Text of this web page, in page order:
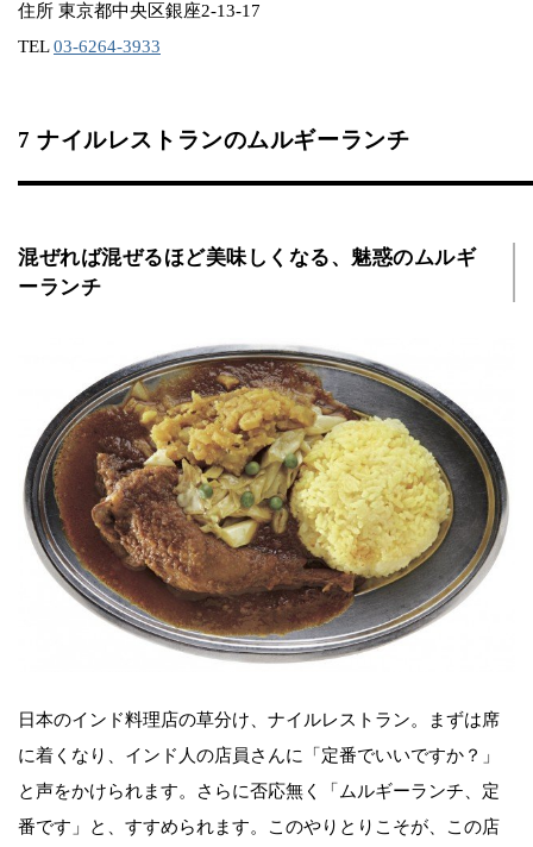
住所 東京都中央区銀座2-13-17
TEL03-6264-3933
7 ナイルレストランのムルギーランチ
混ぜれば混ぜるほど美味しくなる、魅惑のムルギ
ーランチ
日本のインド料理店の草分け、ナイルレストラン。まずは席
に着くなり、インド人の店員さんに「定番でいいですか？」
と声をかけられます。さらに否応無く「ムルギーランチ、定
番です」と、すすめられます。このやりとりこそが、この店